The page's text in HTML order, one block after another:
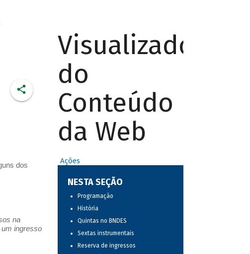
dos
na
ingresso
Visualizador
do
Conteúdo
da Web
Ações
NESTA SEÇÃO
Programação
História
Quintas no BNDES
Sextas instrumentais
Reserva de ingressos